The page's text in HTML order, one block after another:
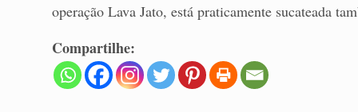
operação Lava Jato, está praticamente sucateada
Compartilhe: